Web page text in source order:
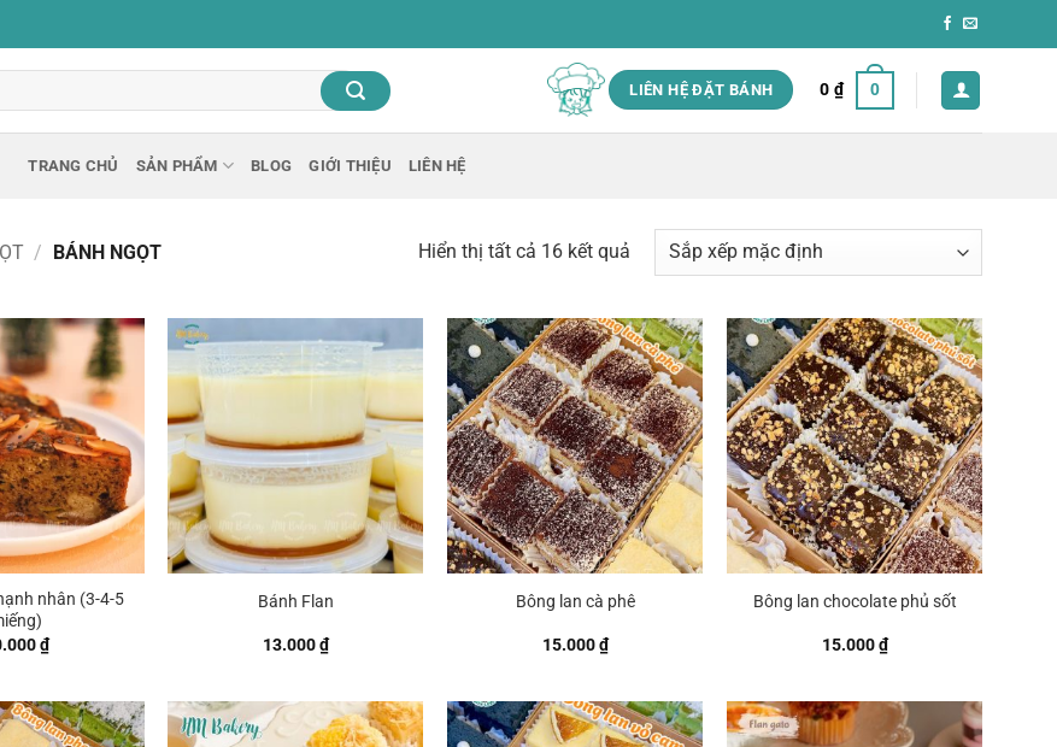
LIÊN HỆ ĐẶT BÁNH 0 ₫ 0
TRANG CHỦ SẢN PHẨM BLOG GIỚI THIỆU LIÊN HỆ
/ BÁNH NGỌT Hiển thị tất cả 16 kết quả
nhân (3-4-5
₫
Bánh Flan
13.000₫
Bông lan cà phê
15.000₫
Bông lan chocolate phủ sốt
15.000₫